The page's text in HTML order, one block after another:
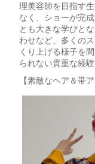
理美容師を目指す
なく、ショーが完
とも大きな学びと
わせなど、多くの
くり上げる様子を
られない貴重な経
【素敵なヘア＆帯